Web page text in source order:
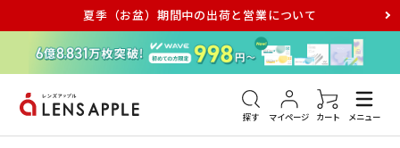
夏季（お盆）期間中の出荷と営業について
探す マイページ カート メニュー
アキュビュー メダリスト メガネ